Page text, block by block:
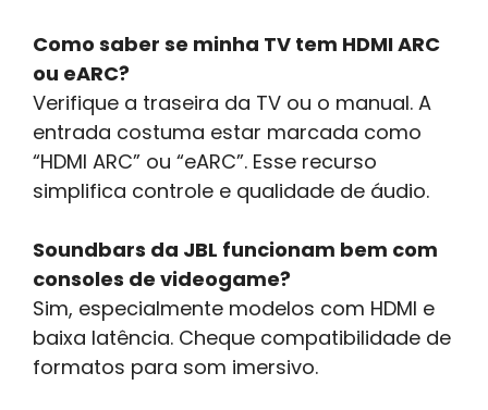
Como saber se minha TV tem HDMI ARC
ou eARC?
Verifique a traseira da TV ou o manual. A
entrada costuma estar marcada como
“HDMI ARC” ou “eARC”. Esse recurso
simplifica controle e qualidade de áudio.
Soundbars da JBL funcionam bem com
consoles de videogame?
Sim, especialmente modelos com HDMI e
baixa latência. Cheque compatibilidade de
formatos para som imersivo.